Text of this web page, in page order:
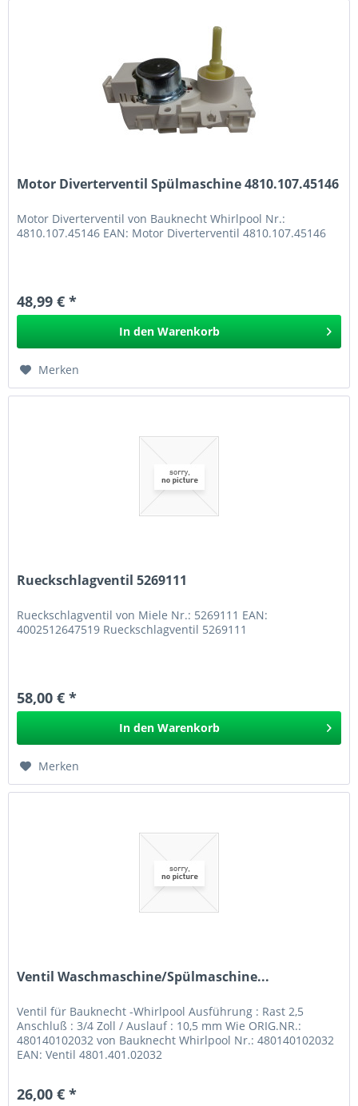
Motor Diverterventil Spülmaschine 4810.107.45146
Motor Diverterventil von Bauknecht Whirlpool Nr.:
4810.107.45146 EAN: Motor Diverterventil 4810.107.45146
48,99 € *
In den Warenkorb
Merken
Rueckschlagventil 5269111
Rueckschlagventil von Miele Nr.: 5269111 EAN:
4002512647519 Rueckschlagventil 5269111
58,00 € *
In den Warenkorb
Merken
Ventil Waschmaschine/Spülmaschine...
Ventil für Bauknecht -Whirlpool Ausführung : Rast 2,5
Anschluß : 3/4 Zoll / Auslauf : 10,5 mm Wie ORIG.NR.:
480140102032 von Bauknecht Whirlpool Nr.: 480140102032
EAN: Ventil 4801.401.02032
26,00 € *